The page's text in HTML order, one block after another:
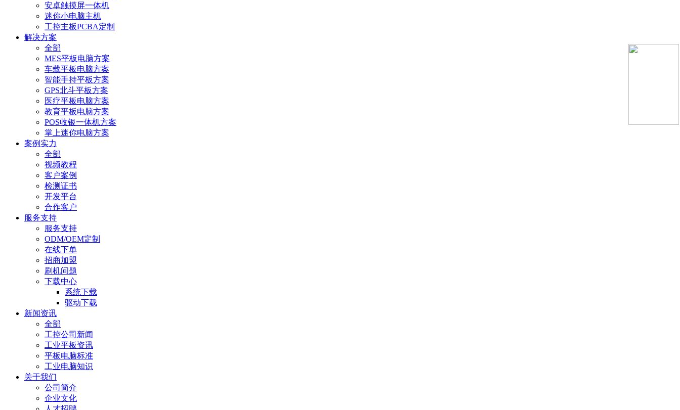
安卓触摸屏一体机
迷你小电脑主机
工控主板PCBA定制
解决方案
全部
MES平板电脑方案
车载平板电脑方案
智能手持平板方案
GPS北斗平板方案
医疗平板电脑方案
教育平板电脑方案
POS收银一体机方案
掌上迷你电脑方案
案例实力
全部
视频教程
客户案例
检测证书
开发平台
合作客户
服务支持
服务支持
ODM/OEM定制
在线下单
招商加盟
刷机问题
下载中心
系统下载
驱动下载
新闻资讯
全部
工控公司新闻
工业平板资讯
平板电脑标准
工业电脑知识
关于我们
公司简介
企业文化